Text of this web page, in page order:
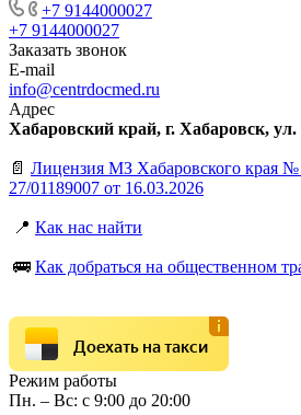
+7 9144000027
+7 9144000027
Заказать звонок
E-mail
info@centrdocmed.ru
Адрес
Хабаровский край, г. Хабаровск, ул.
📄 Лицензия МЗ Хабаровского края
27/01189007 от 16.03.2026
📍 Как нас найти
🚌 Как добраться на общественном
Доехать на такси
Режим работы
Пн. – Вс: с 9:00 до 20:00